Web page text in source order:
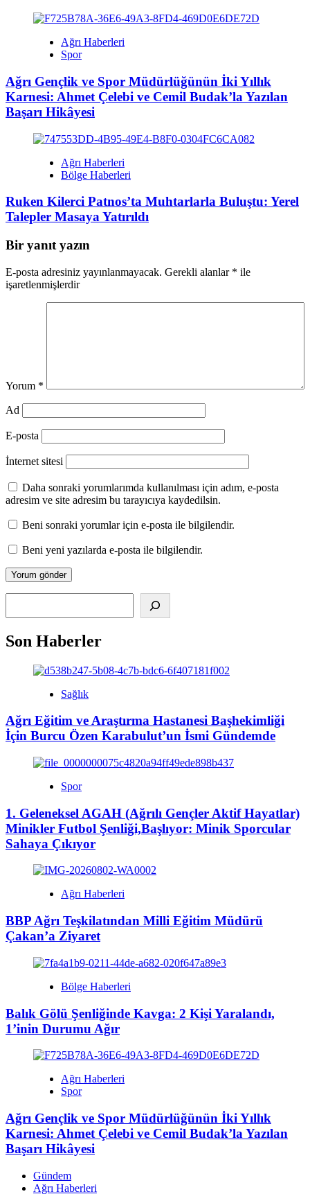
Ağrı Haberleri
Spor
Ağrı Gençlik ve Spor Müdürlüğünün İki Yıllık
Karnesi: Ahmet Çelebi ve Cemil Budak’la Yazılan
Başarı Hikâyesi
Ağrı Haberleri
Bölge Haberleri
Ruken Kilerci Patnos’ta Muhtarlarla Buluştu: Yerel
Talepler Masaya Yatırıldı
Bir yanıt yazın
E-posta adresiniz yayınlanmayacak. Gerekli alanlar * ile
işaretlenmişlerdir
Yorum *
Ad
E-posta
İnternet sitesi
Daha sonraki yorumlarımda kullanılması için adım, e-posta
adresim ve site adresim bu tarayıcıya kaydedilsin.
Beni sonraki yorumlar için e-posta ile bilgilendir.
Beni yeni yazılarda e-posta ile bilgilendir.
Son Haberler
Sağlık
Ağrı Eğitim ve Araştırma Hastanesi Başhekimliği
İçin Burcu Özen Karabulut’un İsmi Gündemde
Spor
1. Geleneksel AGAH (Ağrılı Gençler Aktif Hayatlar)
Minikler Futbol Şenliği,Başlıyor: Minik Sporcular
Sahaya Çıkıyor
Ağrı Haberleri
BBP Ağrı Teşkilatından Milli Eğitim Müdürü
Çakan’a Ziyaret
Bölge Haberleri
Balık Gölü Şenliğinde Kavga: 2 Kişi Yaralandı,
1’inin Durumu Ağır
Ağrı Haberleri
Spor
Ağrı Gençlik ve Spor Müdürlüğünün İki Yıllık
Karnesi: Ahmet Çelebi ve Cemil Budak’la Yazılan
Başarı Hikâyesi
Gündem
Ağrı Haberleri